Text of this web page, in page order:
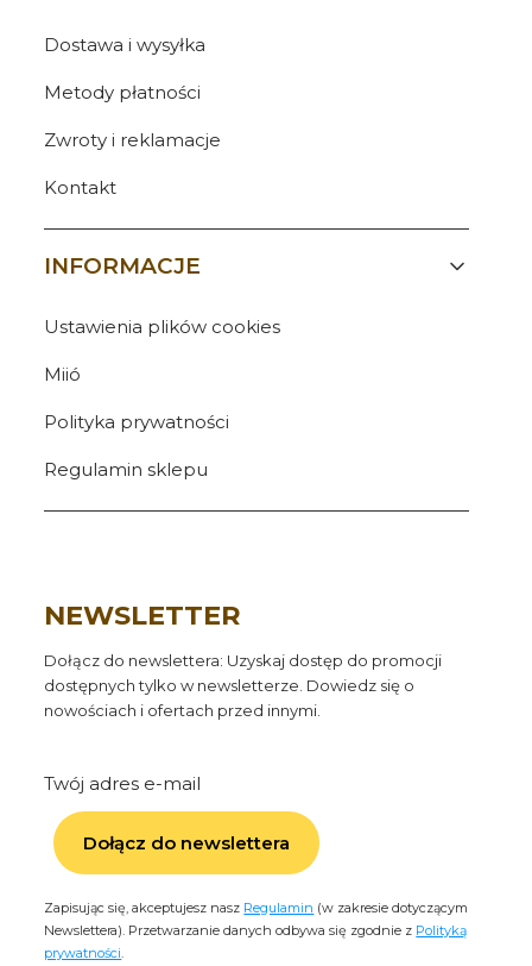
Dostawa i wysyłka
Metody płatności
Zwroty i reklamacje
Kontakt
INFORMACJE
Ustawienia plików cookies
Miió
Polityka prywatności
Regulamin sklepu
NEWSLETTER
Dołącz do newslettera: Uzyskaj dostęp do promocji
dostępnych tylko w newsletterze. Dowiedz się o
nowościach i ofertach przed innymi.
Twój adres e-mail
Dołącz do newslettera
Zapisując się, akceptujesz nasz Regulamin (w zakresie dotyczącym
Newslettera). Przetwarzanie danych odbywa się zgodnie z Polityką
prywatności.